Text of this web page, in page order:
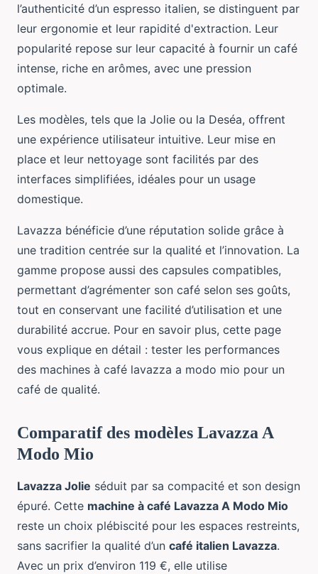
l’authenticité d’un espresso italien, se distinguent par
leur ergonomie et leur rapidité d'extraction. Leur
popularité repose sur leur capacité à fournir un café
intense, riche en arômes, avec une pression
optimale.
Les modèles, tels que la Jolie ou la Deséa, offrent
une expérience utilisateur intuitive. Leur mise en
place et leur nettoyage sont facilités par des
interfaces simplifiées, idéales pour un usage
domestique.
Lavazza bénéficie d’une réputation solide grâce à
une tradition centrée sur la qualité et l’innovation. La
gamme propose aussi des capsules compatibles,
permettant d’agrémenter son café selon ses goûts,
tout en conservant une facilité d’utilisation et une
durabilité accrue. Pour en savoir plus, cette page
vous explique en détail : tester les performances
des machines à café lavazza a modo mio pour un
café de qualité.
Comparatif des modèles Lavazza A
Modo Mio
Lavazza Jolie séduit par sa compacité et son design
épuré. Cette machine à café Lavazza A Modo Mio
reste un choix plébiscité pour les espaces restreints,
sans sacrifier la qualité d’un café italien Lavazza.
Avec un prix d’environ 119 €, elle utilise